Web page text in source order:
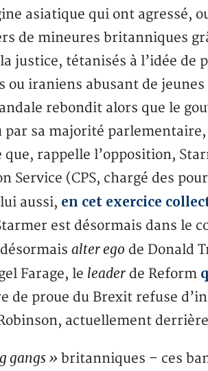
asiatique qui ont agressé,
de mineures britanniques
justice, tétanisés à l’idée de
ou iraniens abusant de
rebondit alors que le
par sa majorité
que, rappelle l’opposition,
Service (CPS, chargé des
aussi, en cet exercice
est désormais dans le
alter ego de Donald
Farage, le leaderde Reform
de proue du Brexit refuse
actuellement
gangs » britanniques – ces